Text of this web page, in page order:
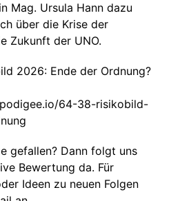
Mag. Ursula Hann dazu
über die Krise der
Zukunft der UNO.
2026: Ende der Ordnung?
64-38-risikobild-
gefallen? Dann folgt uns
Bewertung da. Für
Ideen zu neuen Folgen